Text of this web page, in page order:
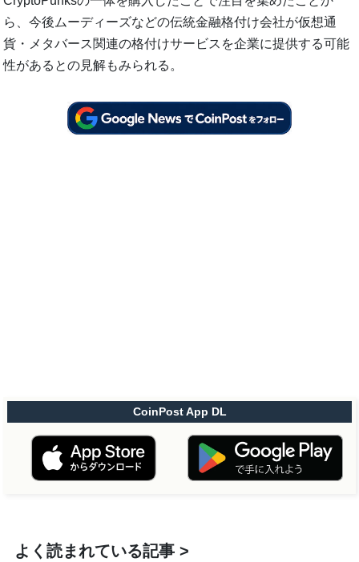
ら、今後ムーディーズなどの伝統金融格付け会社が仮想通
貨・メタバース関連の格付けサービスを企業に提供する可能
性があるとの見解もみられる。
CoinPost App DL
よく読まれている記事